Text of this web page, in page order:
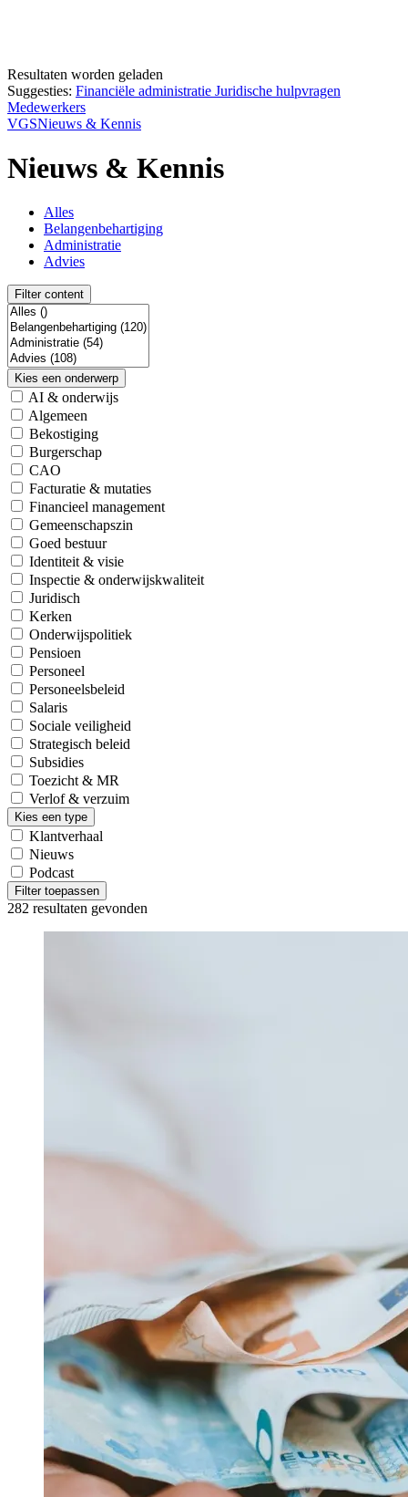
Resultaten worden geladen
Suggesties: Financiële administratie Juridische hulpvragen
Medewerkers
VGSNieuws & Kennis
Nieuws & Kennis
Alles
Belangenbehartiging
Administratie
Advies
Filter content
Kies een onderwerp
AI & onderwijs
Algemeen
Bekostiging
Burgerschap
CAO
Facturatie & mutaties
Financieel management
Gemeenschapszin
Goed bestuur
Identiteit & visie
Inspectie & onderwijskwaliteit
Juridisch
Kerken
Onderwijspolitiek
Pensioen
Personeel
Personeelsbeleid
Salaris
Sociale veiligheid
Strategisch beleid
Subsidies
Toezicht & MR
Verlof & verzuim
Kies een type
Klantverhaal
Nieuws
Podcast
Filter toepassen
282 resultaten gevonden